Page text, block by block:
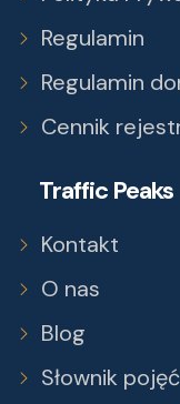
Regulamin
Regulamin
Cennik
Traffic Peaks
Kontakt
O nas
Blog
Słownik pojęć